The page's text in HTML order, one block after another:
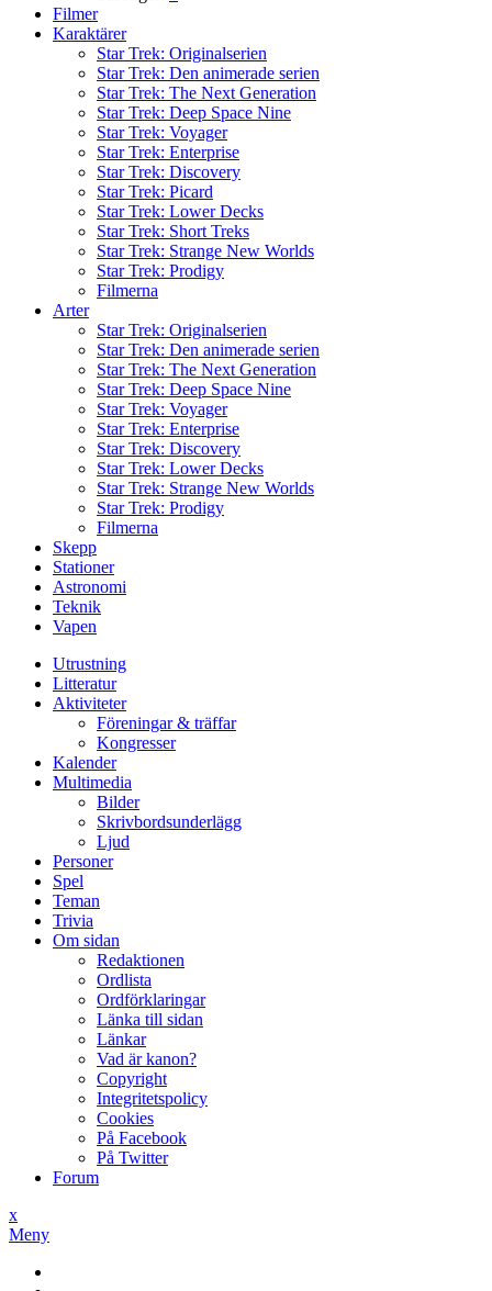
Filmer
Karaktärer
Star Trek: Originalserien
Star Trek: Den animerade serien
Star Trek: The Next Generation
Star Trek: Deep Space Nine
Star Trek: Voyager
Star Trek: Enterprise
Star Trek: Discovery
Star Trek: Picard
Star Trek: Lower Decks
Star Trek: Short Treks
Star Trek: Strange New Worlds
Star Trek: Prodigy
Filmerna
Arter
Star Trek: Originalserien
Star Trek: Den animerade serien
Star Trek: The Next Generation
Star Trek: Deep Space Nine
Star Trek: Voyager
Star Trek: Enterprise
Star Trek: Discovery
Star Trek: Lower Decks
Star Trek: Strange New Worlds
Star Trek: Prodigy
Filmerna
Skepp
Stationer
Astronomi
Teknik
Vapen
Utrustning
Litteratur
Aktiviteter
Föreningar & träffar
Kongresser
Kalender
Multimedia
Bilder
Skrivbordsunderlägg
Ljud
Personer
Spel
Teman
Trivia
Om sidan
Redaktionen
Ordlista
Ordförklaringar
Länka till sidan
Länkar
Vad är kanon?
Copyright
Integritetspolicy
Cookies
På Facebook
På Twitter
Forum
x
Meny